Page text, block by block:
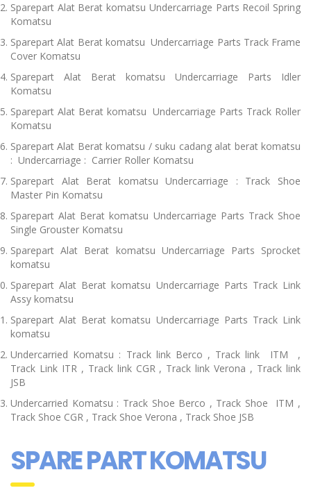
Sparepart Alat Berat komatsu Undercarriage Parts Recoil Spring
Komatsu
Sparepart Alat Berat komatsu Undercarriage Parts Track Frame
Cover Komatsu
Sparepart Alat Berat komatsu Undercarriage Parts Idler
Komatsu
Sparepart Alat Berat komatsu Undercarriage Parts Track Roller
Komatsu
Sparepart Alat Berat komatsu / suku cadang alat berat komatsu
: Undercarriage : Carrier Roller Komatsu
Sparepart Alat Berat komatsu Undercarriage : Track Shoe
Master Pin Komatsu
Sparepart Alat Berat komatsu Undercarriage Parts Track Shoe
Single Grouster Komatsu
Sparepart Alat Berat komatsu Undercarriage Parts Sprocket
komatsu
Sparepart Alat Berat komatsu Undercarriage Parts Track Link
Assy komatsu
Sparepart Alat Berat komatsu Undercarriage Parts Track Link
komatsu
Undercarried Komatsu : Track link Berco , Track link ITM ,
Track Link ITR , Track link CGR , Track link Verona , Track link
JSB
Undercarried Komatsu : Track Shoe Berco , Track Shoe ITM ,
Track Shoe CGR , Track Shoe Verona , Track Shoe JSB
SPARE PART KOMATSU